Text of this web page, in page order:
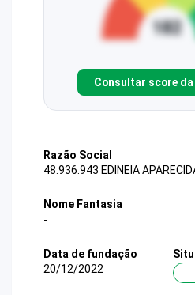
Consultar score da
Razão Social
48.936.943 EDINEIA
Nome Fantasia
-
Data de fundação
20/12/2022